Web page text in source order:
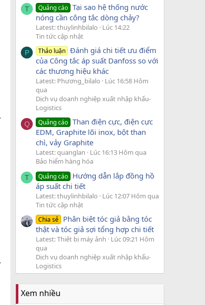
T Quảng cáo Tại sao hệ thống nước
nóng cần công tắc dòng chảy?
Latest: thuylinhbilalo
Lúc 14:22
Tin tức cập nhật
P Thảo luận Đánh giá chi tiết ưu điểm
của Công tắc áp suất Danfoss so với
các thương hiệu khác
Latest: Phương_bilalo
Lúc 16:58 Hôm
qua
Dịch vụ doanh nghiệp xuất nhập khẩu-
Logistics
Q Quảng cáo Than điện cực, điện cực
EDM, Graphite lõi inox, bột than
chì, vảy Graphite
Latest: quanglan
Lúc 16:13 Hôm qua
Bảo hiểm hàng hóa
T Quảng cáo Hướng dẫn lắp đồng hồ
áp suất chi tiết
Latest: thuylinhbilalo
Lúc 12:07 Hôm qua
Tin tức cập nhật
Chia sẻ Phân biệt tóc giả bằng tóc
thật và tóc giả sợi tổng hợp chi tiết
Latest: Thiết bị máy ảnh
Lúc 09:21 Hôm
qua
Dịch vụ doanh nghiệp xuất nhập khẩu-
Logistics
Xem nhiều